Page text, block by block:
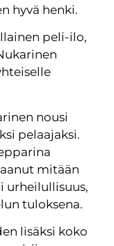
hyvä henki.
peli-ilo,
nousi
pelaajaksi.
mitään
urheilullisuus,
tuloksena.
lisäksi koko